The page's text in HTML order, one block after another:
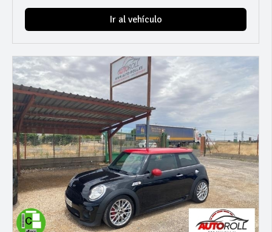
Ir al vehículo